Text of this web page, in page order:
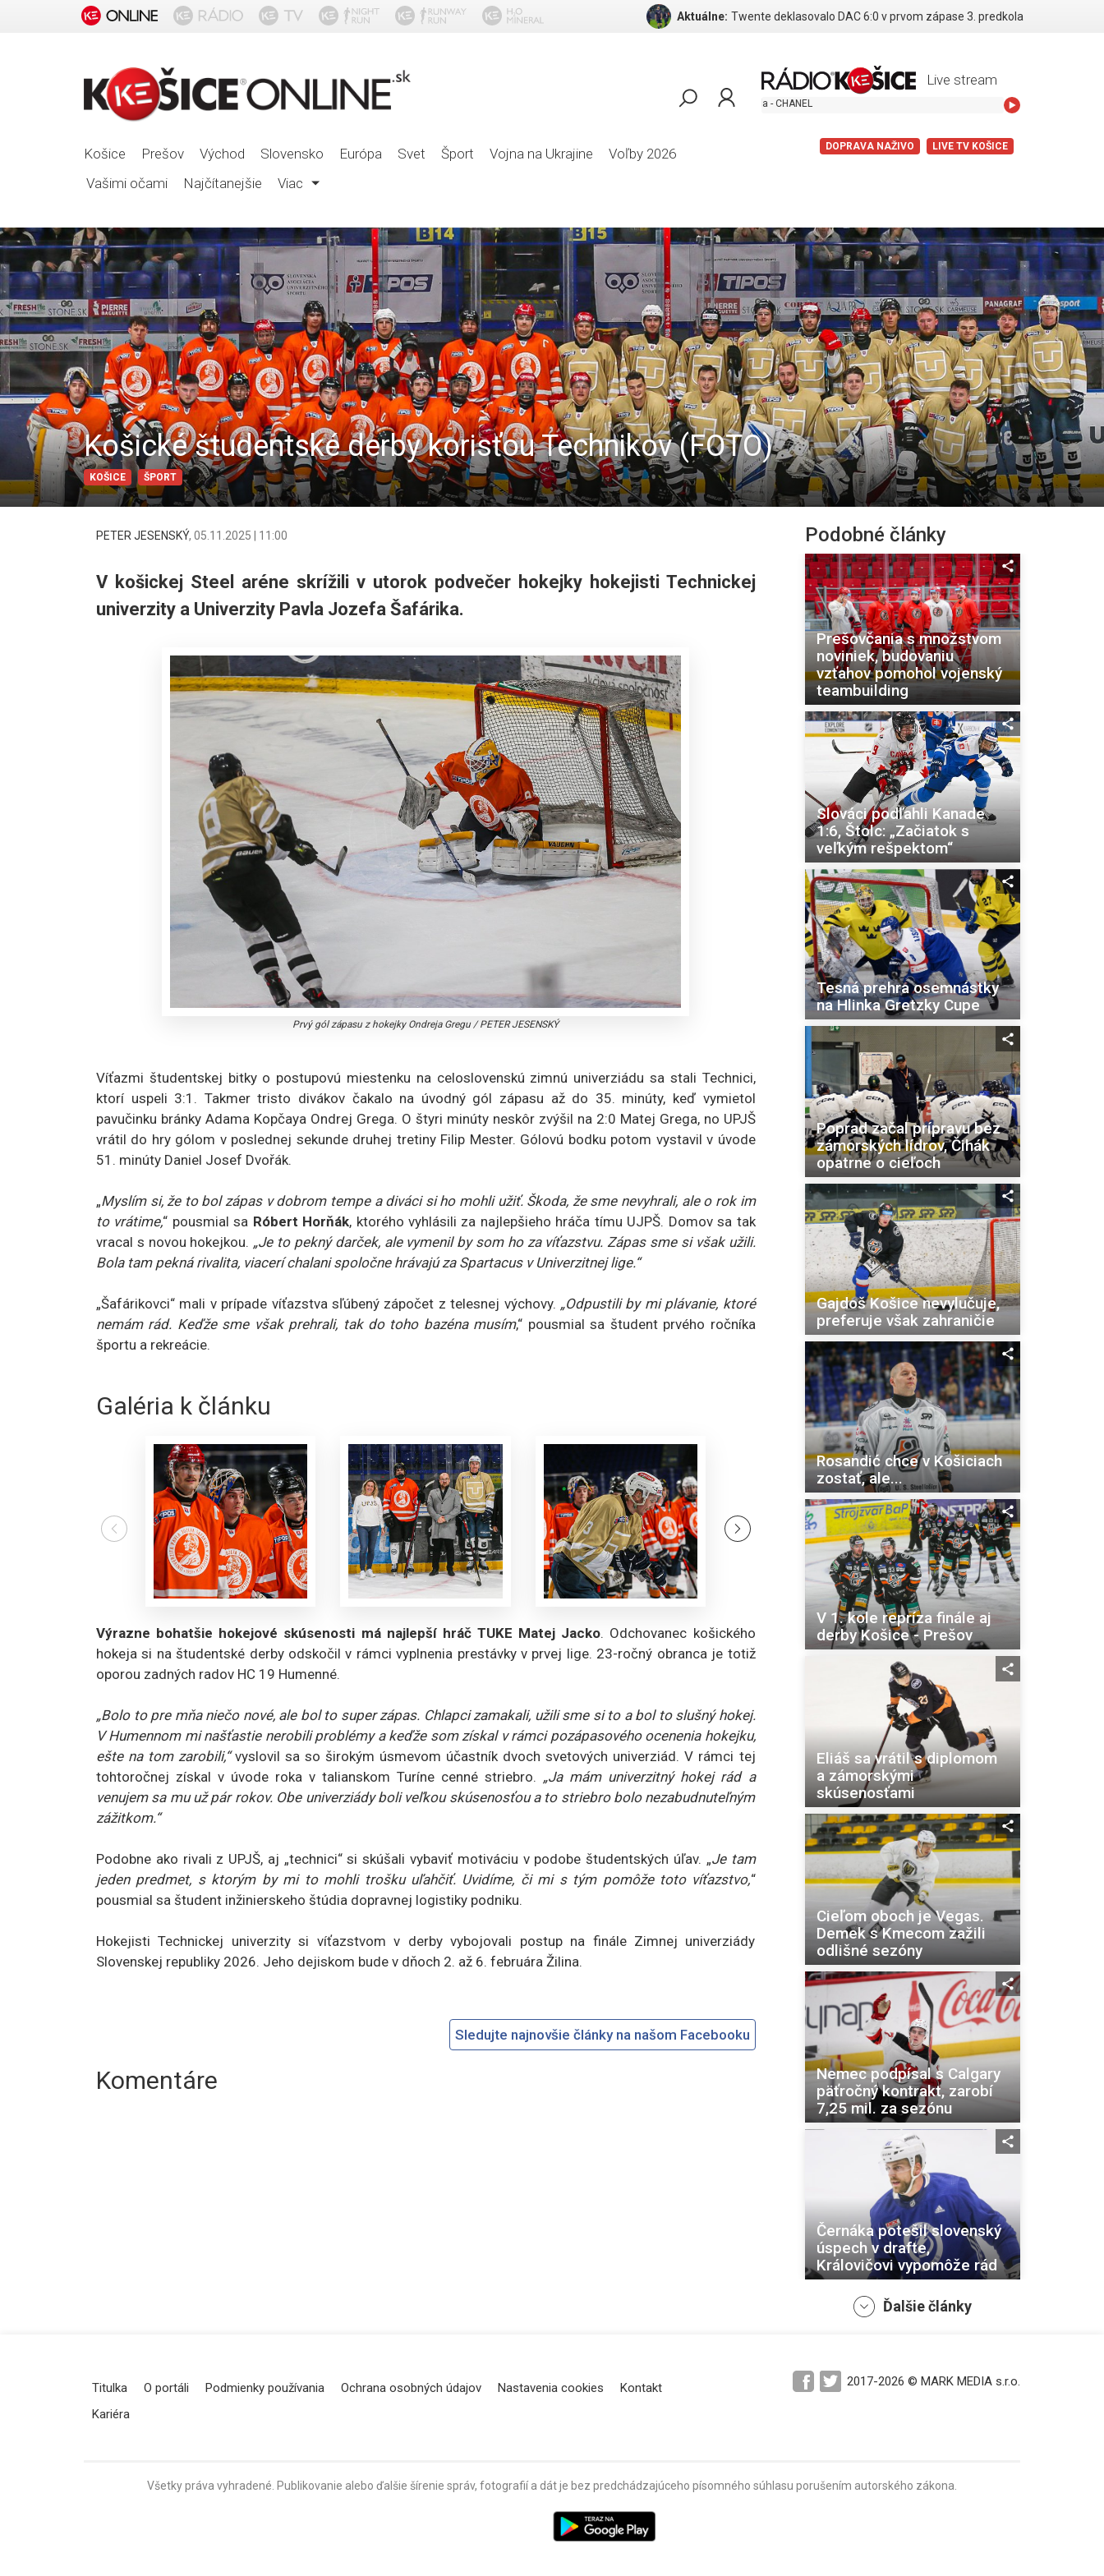
Aktuálne: Twente deklasovalo DAC 6:0 v prvom zápase 3. predkola
Košice Prešov Východ Slovensko Európa Svet Šport Vojna na Ukrajine
Voľby 2026
Vašimi očami
Najčítanejšie Viac
Live stream
Tyla - CHANEL
DOPRAVA NAŽIVO LIVE TV KOŠICE
Košické študentské derby korisťou Technikov (FOTO)
KOŠICE ŠPORT
PETER JESENSKÝ, 05.11.2025 | 11:00
V košickej Steel aréne skrížili v utorok podvečer hokejky hokejisti Technickej
univerzity a Univerzity Pavla Jozefa Šafárika.
Prvý gól zápasu z hokejky Ondreja Gregu/PETER JESENSKÝ
Víťazmi študentskej bitky o postupovú miestenku na celoslovenskú zimnú univerziádu sa stali Technici,
ktorí uspeli 3:1. Takmer tristo divákov čakalo na úvodný gól zápasu až do 35. minúty, keď vymietol
pavučinku bránky Adama Kopčaya Ondrej Grega. O štyri minúty neskôr zvýšil na 2:0 Matej Grega, no UPJŠ
vrátil do hry gólom v poslednej sekunde druhej tretiny Filip Mester. Gólovú bodku potom vystavil v úvode
51. minúty Daniel Josef Dvořák.
„Myslím si, že to bol zápas v dobrom tempe a diváci si ho mohli užiť. Škoda, že sme nevyhrali, ale o rok im
to vrátime,“ pousmial sa Róbert Horňák, ktorého vyhlásili za najlepšieho hráča tímu UJPŠ. Domov sa tak
vracal s novou hokejkou. „Je to pekný darček, ale vymenil by som ho za víťazstvu. Zápas sme si však užili.
Bola tam pekná rivalita, viacerí chalani spoločne hrávajú za Spartacus v Univerzitnej lige.“
„Šafárikovci“ mali v prípade víťazstva sľúbený zápočet z telesnej výchovy. „Odpustili by mi plávanie, ktoré
nemám rád. Keďže sme však prehrali, tak do toho bazéna musím,“ pousmial sa študent prvého ročníka
športu a rekreácie.
Galéria k článku
Výrazne bohatšie hokejové skúsenosti má najlepší hráč TUKE Matej Jacko. Odchovanec košického
hokeja si na študentské derby odskočil v rámci vyplnenia prestávky v prvej lige. 23-ročný obranca je totiž
oporou zadných radov HC 19 Humenné.
„Bolo to pre mňa niečo nové, ale bol to super zápas. Chlapci zamakali, užili sme si to a bol to slušný hokej.
V Humennom mi našťastie nerobili problémy a keďže som získal v rámci pozápasového ocenenia hokejku,
ešte na tom zarobili,“vyslovil sa so širokým úsmevom účastník dvoch svetových univerziád. V rámci tej
tohtoročnej získal v úvode roka v talianskom Turíne cenné striebro. „Ja mám univerzitný hokej rád a
venujem sa mu už pár rokov. Obe univerziády boli veľkou skúsenosťou a to striebro bolo nezabudnuteľným
zážitkom.“
Podobne ako rivali z UPJŠ, aj „technici“ si skúšali vybaviť motiváciu v podobe študentských úľav. „Je tam
jeden predmet, s ktorým by mi to mohli trošku uľahčiť. Uvidíme, či mi s tým pomôže toto víťazstvo,“
pousmial sa študent inžinierskeho štúdia dopravnej logistiky podniku.
Hokejisti Technickej univerzity si víťazstvom v derby vybojovali postup na finále Zimnej univerziády
Slovenskej republiky 2026. Jeho dejiskom bude v dňoch 2. až 6. februára Žilina.
Sledujte najnovšie články na našom Facebooku
Komentáre
Podobné články
Prešovčania s množstvom
noviniek, budovaniu
vzťahov pomohol vojenský
teambuilding
Slováci podľahli Kanade
1:6, Štolc: „Začiatok s
veľkým rešpektom“
Tesná prehra osemnástky
na Hlinka Gretzky Cupe
Poprad začal prípravu bez
zámorských lídrov, Čihák
opatrne o cieľoch
Gajdoš Košice nevylučuje,
preferuje však zahraničie
Rosandić chce v Košiciach
zostať, ale...
V 1. kole repríza finále aj
derby Košice - Prešov
Eliáš sa vrátil s diplomom
a zámorskými
skúsenosťami
Cieľom oboch je Vegas.
Demek s Kmecom zažili
odlišné sezóny
Nemec podpísal s Calgary
päťročný kontrakt, zarobí
7,25 mil. za sezónu
Černáka potešil slovenský
úspech v drafte,
Královičovi vypomôže rád
Návrat po sedemnástich
Ďalšie články
Titulka O portáli Podmienky používania Ochrana osobných údajov Nastavenia cookies
Kontakt
Kariéra
2017-2026 © MARK MEDIA s.r.o.
Všetky práva vyhradené. Publikovanie alebo ďalšie šírenie správ, fotografií a dát je bez predchádzajúceho písomného súhlasu porušením autorského zákona.